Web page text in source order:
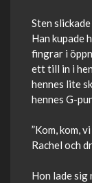
Sten
Han kupade
fingrar i
ett till in i
hennes lite
hennes G-
”Kom, kom,
Rachel och
Hon lade sig